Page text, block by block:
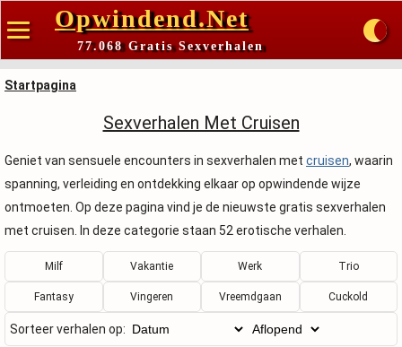
Opwindend.Net
77.068 Gratis Sexverhalen
Startpagina
Sexverhalen Met Cruisen
Geniet van sensuele encounters in sexverhalen met cruisen, waarin
spanning, verleiding en ontdekking elkaar op opwindende wijze
ontmoeten. Op deze pagina vind je de nieuwste gratis sexverhalen
met cruisen. In deze categorie staan 52 erotische verhalen.
Milf Vakantie Werk Trio
Fantasy Vingeren Vreemdgaan Cuckold
Sorteer verhalen op: